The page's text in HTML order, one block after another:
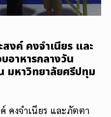
งค์ คงจำเนียร และ
อาหารกลางวัน
หาวิทยาลัยศรีปทุม
คงจำเนียร และภัตตา